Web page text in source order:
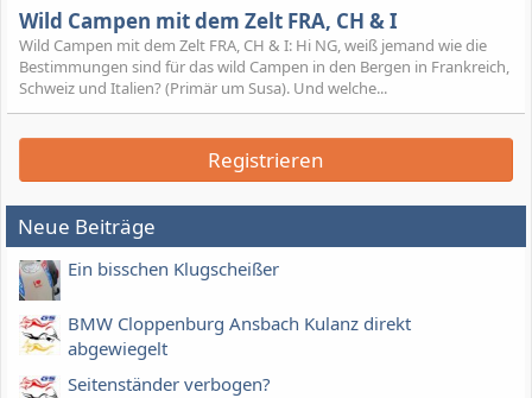
Wild Campen mit dem Zelt FRA, CH & I
Wild Campen mit dem Zelt FRA, CH & I: Hi NG, weiß jemand wie die
Bestimmungen sind für das wild Campen in den Bergen in Frankreich,
Schweiz und Italien? (Primär um Susa). Und welche...
Registrieren
Neue Beiträge
Ein bisschen Klugscheißer
BMW Cloppenburg Ansbach Kulanz direkt
abgewiegelt
Seitenständer verbogen?